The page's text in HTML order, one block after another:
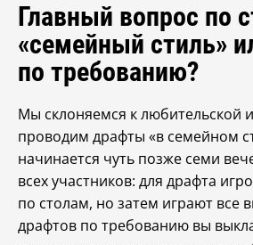
Главный вопрос по
«семейный стиль»
по требованию?
Мы склоняемся к любительской
проводим драфты «в семейном
начинается чуть позже семи
всех участников: для драфта
по столам, но затем играют все
драфтов по требованию вы